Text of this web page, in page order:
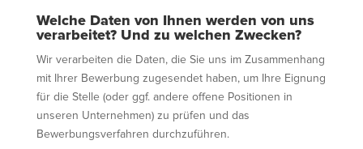
Welche Daten von Ihnen werden von uns
verarbeitet? Und zu welchen Zwecken?
Wir verarbeiten die Daten, die Sie uns im Zusammenhang
mit Ihrer Bewerbung zugesendet haben, um Ihre Eignung
für die Stelle (oder ggf. andere offene Positionen in
unseren Unternehmen) zu prüfen und das
Bewerbungsverfahren durchzuführen.